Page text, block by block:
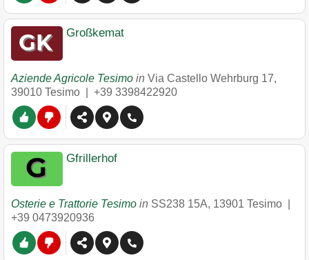
Großkemat
Aziende Agricole Tesimo in Via Castello Wehrburg 17,
39010 Tesimo +39 3398422920
Gfrillerhof
Osterie e Trattorie Tesimo in SS238 15A, 13901 Tesimo
+39 0473920936